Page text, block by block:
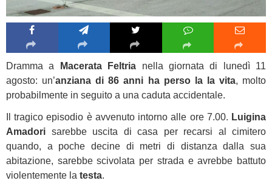
Dramma a Macerata Feltria nella giornata di lunedì 11
agosto: un’anziana di 86 anni ha perso la la vita, molto
probabilmente in seguito a una caduta accidentale.
Il tragico episodio è avvenuto intorno alle ore 7.00. Luigina
Amadori sarebbe uscita di casa per recarsi al cimitero
quando, a poche decine di metri di distanza dalla sua
abitazione, sarebbe scivolata per strada e avrebbe battuto
violentemente la testa.